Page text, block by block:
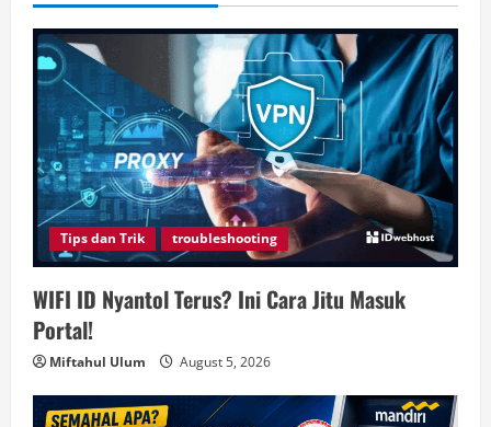
Tips dan Trik troubleshooting
WIFI ID Nyantol Terus? Ini Cara Jitu Masuk
Portal!
Miftahul Ulum August 5, 2026